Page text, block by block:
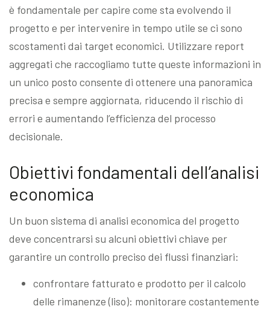
è fondamentale per capire come sta evolvendo il
progetto e per intervenire in tempo utile se ci sono
scostamenti dai target economici. Utilizzare report
aggregati che raccogliamo tutte queste informazioni in
un unico posto consente di ottenere una panoramica
precisa e sempre aggiornata, riducendo il rischio di
errori e aumentando l’efficienza del processo
decisionale.
Obiettivi fondamentali dell’analisi
economica
Un buon sistema di analisi economica del progetto
deve concentrarsi su alcuni obiettivi chiave per
garantire un controllo preciso dei flussi finanziari:
confrontare fatturato e prodotto per il calcolo
delle rimanenze (liso): monitorare costantemente